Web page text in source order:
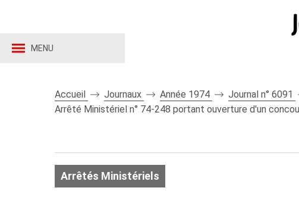
MENU
Accueil Journaux Année 1974
Journal n° 6091
Arrêté Ministériel n° 74-248 portant ouverture d'un
Arrêtés Ministériels